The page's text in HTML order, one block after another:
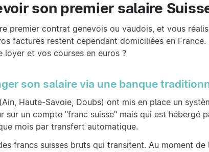
son premier salaire
premier contrat genevois ou vaudois, et vous
factures restent cependant domiciliées en
et vos courses en euros ?
son salaire via une banque
Haute-Savoie, Doubs) ont mis en place un
sur un compte "franc suisse" mais qui est hébergé
mois par transfert automatique.
francs suisses bruts qui transitent. Au moment